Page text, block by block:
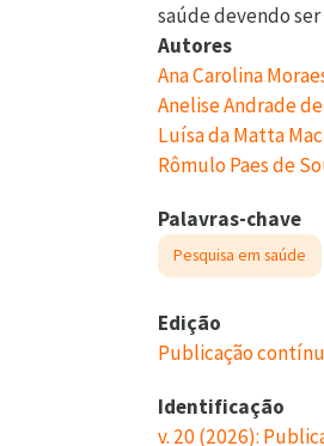
saúde devendo
Autores
Ana Carolina
Anelise Andrade
Luísa da Matta
Rômulo Paes de
Palavras-chave
Pesquisa em saúde
Edição
Publicação
Identificação
v. 20 (2026):